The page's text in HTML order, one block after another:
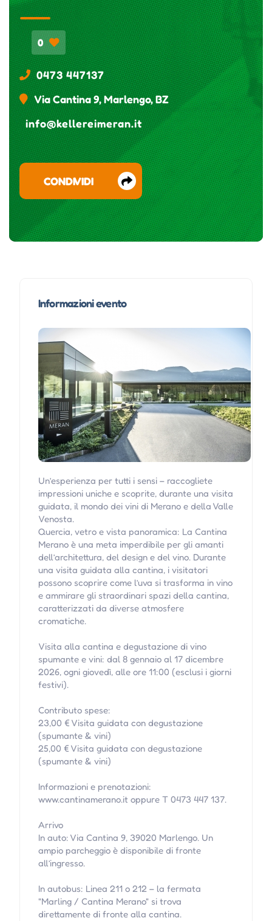
0
0473 447137
Via Cantina 9, Marlengo, BZ
info@kellereimeran.it
CONDIVIDI
Informazioni evento
Un’esperienza per tutti i sensi – raccogliete
impressioni uniche e scoprite, durante una visita
guidata, il mondo dei vini di Merano e della Valle
Venosta.
Quercia, vetro e vista panoramica: La Cantina
Merano è una meta imperdibile per gli amanti
dell’architettura, del design e del vino. Durante
una visita guidata alla cantina, i visitatori
possono scoprire come l’uva si trasforma in vino
e ammirare gli straordinari spazi della cantina,
caratterizzati da diverse atmosfere
cromatiche.
Visita alla cantina e degustazione di vino
spumante e vini: dal 8 gennaio al 17 dicembre
2026, ogni giovedì, alle ore 11:00 (esclusi i giorni
festivi).
Contributo spese:
23,00 € Visita guidata con degustazione
(spumante & vini)
25,00 € Visita guidata con degustazione
(spumante & vini)
Informazioni e prenotazioni:
www.cantinamerano.it oppure T 0473 447 137.
Arrivo
In auto: Via Cantina 9, 39020 Marlengo. Un
ampio parcheggio è disponibile di fronte
all’ingresso.
In autobus: Linea 211 o 212 – la fermata
"Marling / Cantina Merano" si trova
direttamente di fronte alla cantina.